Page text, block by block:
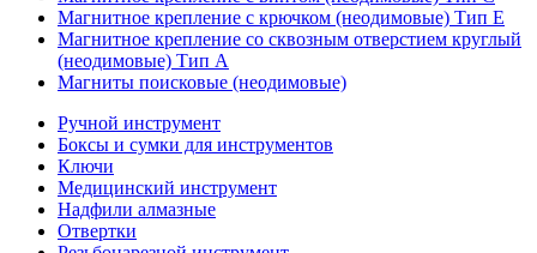
Магнитное крепление с крючком (неодимовые) Тип Е
Магнитное крепление со сквозным отверстием круглый
(неодимовые) Тип А
Магниты поисковые (неодимовые)
Ручной инструмент
Боксы и сумки для инструментов
Ключи
Медицинский инструмент
Надфили алмазные
Отвертки